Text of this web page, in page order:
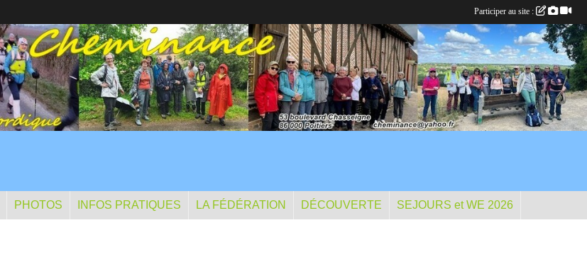
PHOTOS INFOS PRATIQUES LA FÉDÉRATION DÉCOUVERTE SEJOURS et WE 2026
Participer au site :